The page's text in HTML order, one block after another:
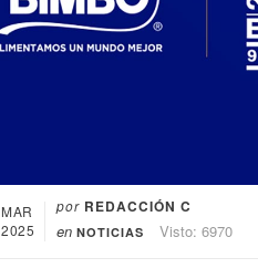
MAR
2025
por REDACCIÓN C
en NOTICIAS Visto: 6970